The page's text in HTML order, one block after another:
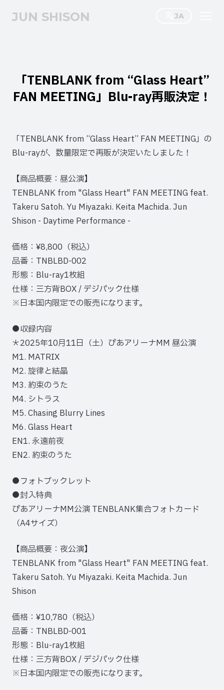
JUN SHISON JA
「TENBLANK from “Glass Heart”
FAN MEETING」Blu-ray再販決定！
「TENBLANK from “Glass Heart” FAN MEETING」の
Blu-rayが、数量限定で再販が決定いたしました！
【商品概要：昼公演】
TENBLANK from "Glass Heart" FAN MEETING feat.
Takeru Satoh. Yu Miyazaki. Keita Machida. Jun
Shison - Daytime Performance -
価格：¥8,800（税込）
品番：TNBLBD-002
形態：Blu-ray1枚組
仕様：三方背BOX / デジパック仕様
※日本国内限定での販売になります。
●収録内容
＊2025年10月11日（土）ぴあアリーナMM 昼公演
M1. MATRIX
M2. 旋律と結晶
M3. 約束のうた
M4. シトラス
M5. Chasing Blurry Lines
M6. Glass Heart
EN1. 永遠前夜
EN2. 約束のうた
●フォトブックレット
●封入特典
ぴあアリーナMM公演 TENBLANK集合フォトカード
（A4サイズ）
【商品概要：夜公演】
TENBLANK from "Glass Heart" FAN MEETING feat.
Takeru Satoh. Yu Miyazaki. Keita Machida. Jun
Shison
価格：¥10,780（税込）
品番：TNBLBD-001
形態：Blu-ray1枚組
仕様：三方背BOX / デジパック仕様
※日本国内限定での販売になります。